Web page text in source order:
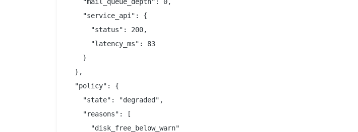
    "service_api": {
      "status": 200,
      "latency_ms": 83
    }
  },
  "policy": {
    "state": "degraded",
    "reasons": [
      "disk_free_below_warn"